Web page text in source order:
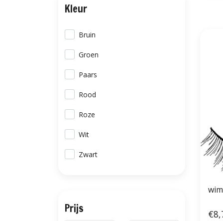
Kleur
Bruin
Groen
Paars
Rood
Roze
Wit
Zwart
Prijs